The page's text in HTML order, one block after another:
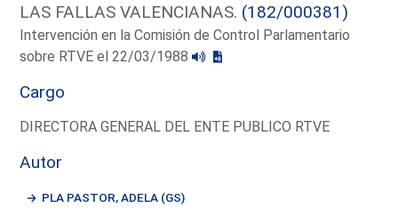
LAS FALLAS VALENCIANAS. (182/000381)
Intervención en la Comisión de Control Parlamentario
sobre RTVE el 22/03/1988
Cargo
DIRECTORA GENERAL DEL ENTE PUBLICO RTVE
Autor
PLA PASTOR, ADELA (GS)